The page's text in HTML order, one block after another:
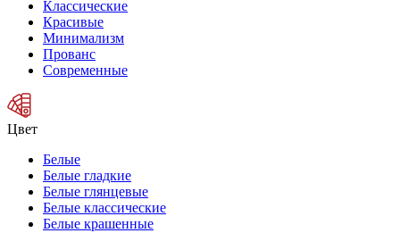
Классические
Красивые
Минимализм
Прованс
Современные
Цвет
Белые
Белые гладкие
Белые глянцевые
Белые классические
Белые крашенные